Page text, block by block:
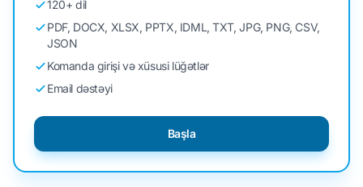
120+ dil
PDF, DOCX, XLSX, PPTX, IDML, TXT, JPG, PNG, CSV,
JSON
Komanda girişi və xüsusi lüğətlər
Email dəstəyi
Başla